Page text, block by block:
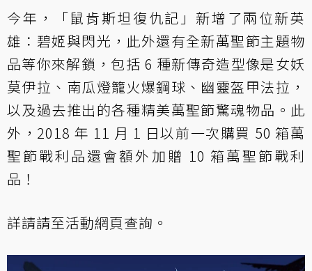
今年，「鼠肯斯坦復仇記」新增了兩位新英
雄：碧姬與閃光，此外還有全新萬聖節主題物
品等你來解鎖，包括 6 種新傳奇造型像是女妖
莫伊拉、南瓜燈籠火爆鋼球、幽靈盔甲法拉，
以及過去推出的各種精美萬聖節驚魂物品。此
外，2018 年 11 月 1 日以前一次購買 50 箱萬
聖節戰利品還會額外加贈 10 箱萬聖節戰利
品！
詳請請至活動網頁查詢。